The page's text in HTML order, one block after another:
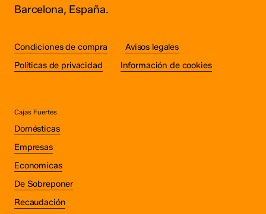
Barcelona, España.
Condiciones de compra
Avisos legales
Políticas de privacidad
Información de cookies
Cajas Fuertes
Domésticas
Empresas
Economicas
De Sobreponer
Recaudación